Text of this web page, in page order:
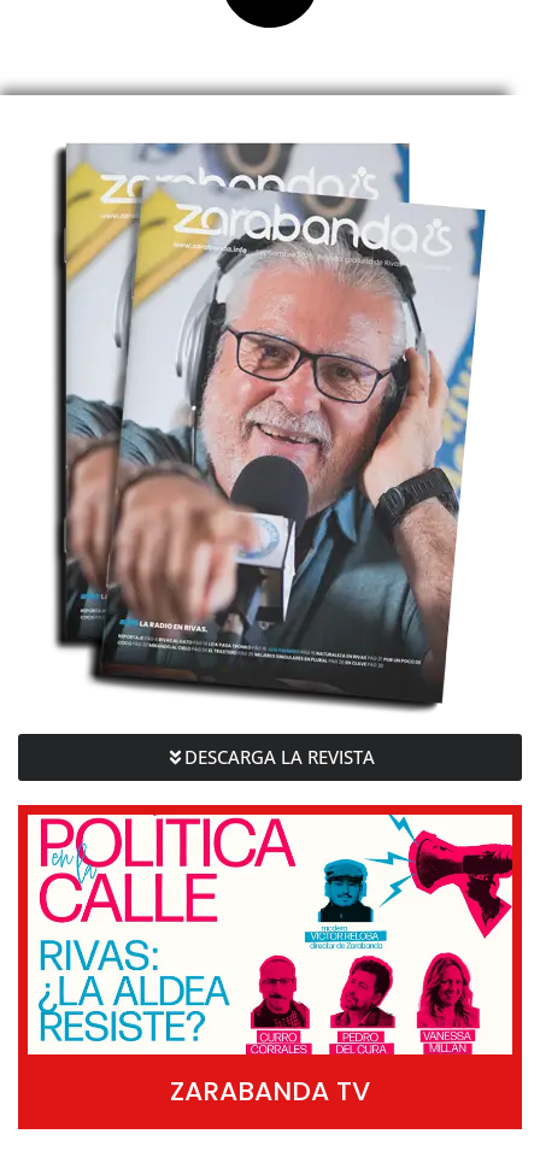
DESCARGA LA REVISTA
ZARABANDA TV